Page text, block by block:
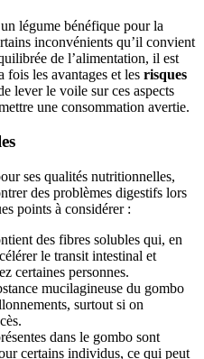
légume bénéfique pour la
inconvénients qu’il convient
de l’alimentation, il est
fois les avantages et les risques
lever le voile sur ces aspects
une consommation avertie.
ses qualités nutritionnelles,
des problèmes digestifs lors
points à considérer :
des fibres solubles qui, en
le transit intestinal et
certaines personnes.
mucilagineuse du gombo
surtout si on
dans le gombo sont
certains individus, ce qui peut